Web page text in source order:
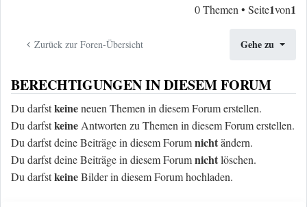
0 Themen • Seite1von1
Zurück zur Foren-Übersicht Gehe zu
BERECHTIGUNGEN IN DIESEM FORUM
Du darfstkeineneuen Themen in diesem Forum erstellen.
Du darfstkeine Antworten zu Themen in diesem Forum erstellen.
Du darfst deine Beiträge in diesem Forumnichtändern.
Du darfst deine Beiträge in diesem Forumnichtlöschen.
Du darfstkeineBilder in diesem Forum hochladen.